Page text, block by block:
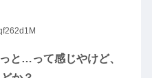
と…って感じやけど、